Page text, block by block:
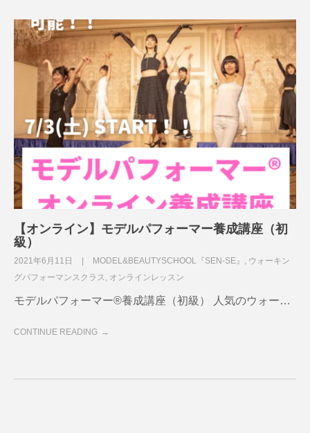
【オンライン】モデルパフォーマー養成講座（初
級）
2021年6月11日 MODEL&BEAUTYSCHOOL『SEN-SE』
ウォーキン
グパフォーマンスクラス
オンラインレッスン
モデルパフォーマー®養成講座（初級） 人気のウォー…
CONTINUE READING